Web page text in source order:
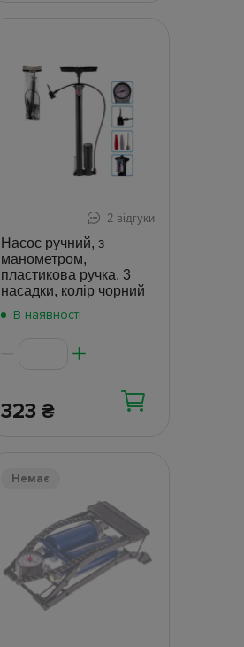
2 відгуки
Насос ручний, з
манометром,
пластикова ручка, 3
насадки, колір чорний
В наявності
323₴
Немає